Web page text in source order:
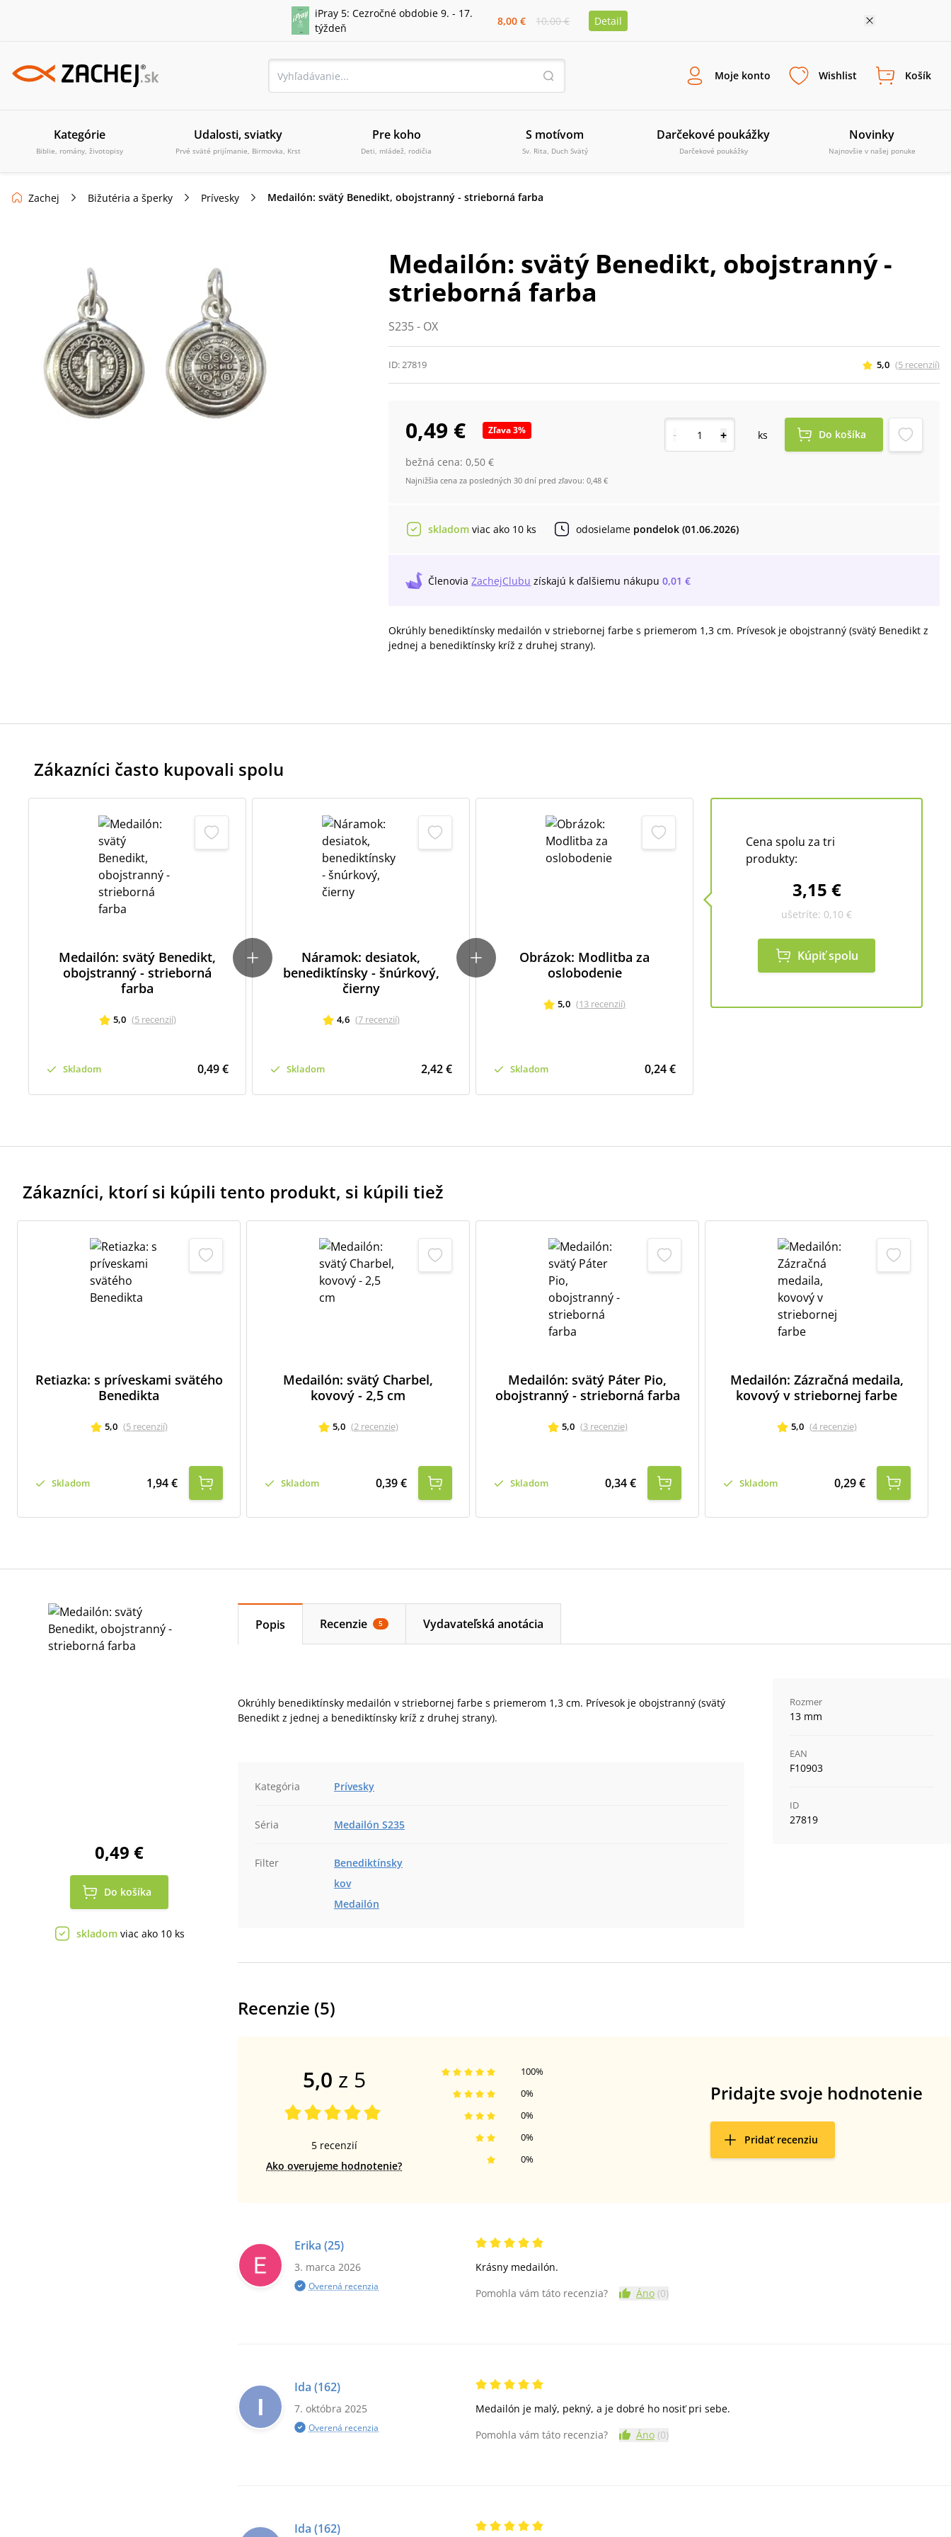
iPray 5: Cezročné obdobie 9. - 17.
týždeň
8,00 € 10,00 € Detail
Moje konto Wishlist Košík
Kategórie
Biblie, romány, životopisy
Udalosti, sviatky
Prvé sväté prijímanie, Birmovka, Krst
Pre koho
Deti, mládež, rodičia
S motívom
Sv. Rita, Duch Svätý
Darčekové poukážky
Darčekové poukážky
Novinky
Najnovšie v našej ponuke
Zachej Bižutéria a šperky Prívesky Medailón: svätý Benedikt, obojstranný - strieborná farba
Medailón: svätý Benedikt, obojstranný -
strieborná farba
S235 - OX
ID:27819 5,0 (5 recenzií)
0,49 € Zľava3%
bežná cena:0,50 €
Najnižšia cena za posledných 30 dní pred zľavou: 0,48 €
- + ks Do košíka
skladom viac ako 10 ks odosielame pondelok (01.06.2026)
Členovia ZachejClubu získajú k ďalšiemu nákupu 0,01 €
Okrúhly benediktínsky medailón v striebornej farbe s priemerom 1,3 cm. Prívesok je obojstranný (svätý Benedikt z
jednej a benediktínsky kríž z druhej strany).
Zákazníci často kupovali spolu
Medailón: svätý Benedikt,
obojstranný - strieborná
farba
5,0 (5 recenzií)
Skladom 0,49 €
Náramok: desiatok,
benediktínsky - šnúrkový,
čierny
4,6 (7 recenzií)
Skladom 2,42 €
Obrázok: Modlitba za
oslobodenie
5,0 (13 recenzií)
Skladom 0,24 €
Cena spolu za tri
produkty:
3,15 €
ušetríte: 0,10 €
Kúpiť spolu
Zákazníci, ktorí si kúpili tento produkt, si kúpili tiež
Retiazka: s príveskami svätého
Benedikta
5,0 (5 recenzií)
Skladom 1,94 €
Medailón: svätý Charbel,
kovový - 2,5 cm
5,0 (2 recenzie)
Skladom 0,39 €
Medailón: svätý Páter Pio,
obojstranný - strieborná farba
5,0 (3 recenzie)
Skladom 0,34 €
Medailón: Zázračná medaila,
kovový v striebornej farbe
5,0 (4 recenzie)
Skladom 0,29 €
0,49 €
Do košíka
skladom viac ako 10 ks
Popis Recenzie 5 Vydavateľská anotácia
Okrúhly benediktínsky medailón v striebornej farbe s priemerom 1,3 cm. Prívesok je obojstranný (svätý
Benedikt z jednej a benediktínsky kríž z druhej strany).
Kategória Prívesky
Séria Medailón S235
Filter
Benediktínsky
kov
Medailón
Rozmer
13 mm
EAN
F10903
ID
27819
Recenzie (5)
5,0 z 5
5 recenzií
Ako overujeme hodnotenie?
0%
0%
0%
0%
100%
Pridajte svoje hodnotenie
Pridať recenziu
Erika (25)
3. marca 2026
Overená recenzia
Krásny medailón.
Pomohla vám táto recenzia?
Áno (0)
I
Ida (162)
7. októbra 2025
Overená recenzia
Medailón je malý, pekný, a je dobré ho nosiť pri sebe.
Pomohla vám táto recenzia?
Áno (0)
Ida (162)